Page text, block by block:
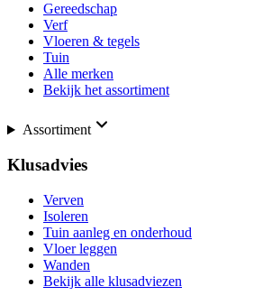
Gereedschap
Verf
Vloeren & tegels
Tuin
Alle merken
Bekijk het assortiment
Assortiment
Klusadvies
Verven
Isoleren
Tuin aanleg en onderhoud
Vloer leggen
Wanden
Bekijk alle klusadviezen